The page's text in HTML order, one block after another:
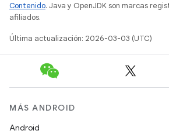
Contenido. Java y OpenJDK son marcas
afiliados.
Última actualización: 2026-03-03 (UTC)
MÁS ANDROID
Android